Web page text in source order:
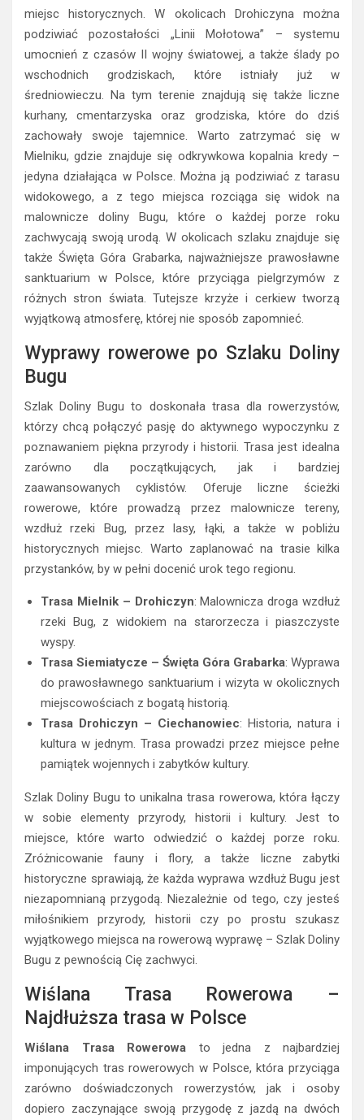
miejsc historycznych. W okolicach Drohiczyna można
podziwiać pozostałości „Linii Mołotowa” – systemu
umocnień z czasów II wojny światowej, a także ślady po
wschodnich grodziskach, które istniały już w
średniowieczu. Na tym terenie znajdują się także liczne
kurhany, cmentarzyska oraz grodziska, które do dziś
zachowały swoje tajemnice. Warto zatrzymać się w
Mielniku, gdzie znajduje się odkrywkowa kopalnia kredy –
jedyna działająca w Polsce. Można ją podziwiać z tarasu
widokowego, a z tego miejsca rozciąga się widok na
malownicze doliny Bugu, które o każdej porze roku
zachwycają swoją urodą. W okolicach szlaku znajduje się
także Święta Góra Grabarka, najważniejsze prawosławne
sanktuarium w Polsce, które przyciąga pielgrzymów z
różnych stron świata. Tutejsze krzyże i cerkiew tworzą
wyjątkową atmosferę, której nie sposób zapomnieć.
Wyprawy rowerowe po Szlaku Doliny
Bugu
Szlak Doliny Bugu to doskonała trasa dla rowerzystów,
którzy chcą połączyć pasję do aktywnego wypoczynku z
poznawaniem piękna przyrody i historii. Trasa jest idealna
zarówno dla początkujących, jak i bardziej
zaawansowanych cyklistów. Oferuje liczne ścieżki
rowerowe, które prowadzą przez malownicze tereny,
wzdłuż rzeki Bug, przez lasy, łąki, a także w pobliżu
historycznych miejsc. Warto zaplanować na trasie kilka
przystanków, by w pełni docenić urok tego regionu.
Trasa Mielnik – Drohiczyn: Malownicza droga wzdłuż
rzeki Bug, z widokiem na starorzecza i piaszczyste
wyspy.
Trasa Siemiatycze – Święta Góra Grabarka: Wyprawa
do prawosławnego sanktuarium i wizyta w okolicznych
miejscowościach z bogatą historią.
Trasa Drohiczyn – Ciechanowiec: Historia, natura i
kultura w jednym. Trasa prowadzi przez miejsce pełne
pamiątek wojennych i zabytków kultury.
Szlak Doliny Bugu to unikalna trasa rowerowa, która łączy
w sobie elementy przyrody, historii i kultury. Jest to
miejsce, które warto odwiedzić o każdej porze roku.
Zróżnicowanie fauny i flory, a także liczne zabytki
historyczne sprawiają, że każda wyprawa wzdłuż Bugu jest
niezapomnianą przygodą. Niezależnie od tego, czy jesteś
miłośnikiem przyrody, historii czy po prostu szukasz
wyjątkowego miejsca na rowerową wyprawę – Szlak Doliny
Bugu z pewnością Cię zachwyci.
Wiślana Trasa Rowerowa –
Najdłuższa trasa w Polsce
Wiślana Trasa Rowerowa to jedna z najbardziej
imponujących tras rowerowych w Polsce, która przyciąga
zarówno doświadczonych rowerzystów, jak i osoby
dopiero zaczynające swoją przygodę z jazdą na dwóch